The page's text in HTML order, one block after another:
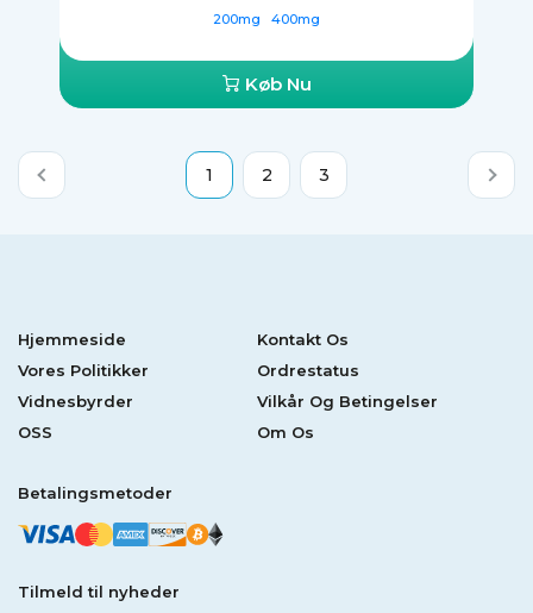
200mg 400mg
Køb Nu
1 2 3
Hjemmeside
Kontakt Os
Vores Politikker
Ordrestatus
Vidnesbyrder
Vilkår Og Betingelser
OSS
Om Os
Betalingsmetoder
Tilmeld til nyheder